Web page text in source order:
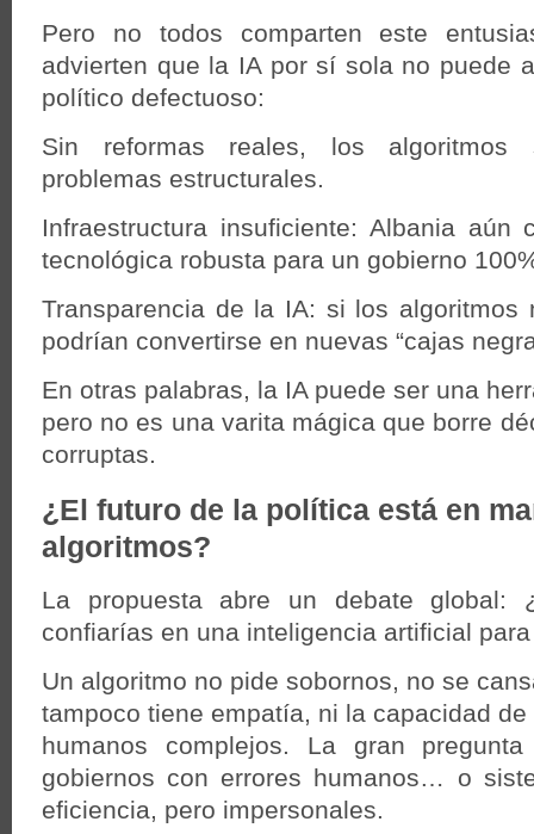
Pero no todos comparten este
advierten que la IA por sí sola no puede
político defectuoso:
Sin reformas reales, los algoritmos
problemas estructurales.
Infraestructura insuficiente: Albania aún
tecnológica robusta para un gobierno
Transparencia de la IA: si los algoritmos
podrían convertirse en nuevas “cajas
En otras palabras, la IA puede ser una
pero no es una varita mágica que borre
corruptas.
¿El futuro de la política está en
algoritmos?
La propuesta abre un debate global:
confiarías en una inteligencia artificial
Un algoritmo no pide sobornos, no se
tampoco tiene empatía, ni la capacidad
humanos complejos. La gran
gobiernos con errores humanos… o
eficiencia, pero impersonales.